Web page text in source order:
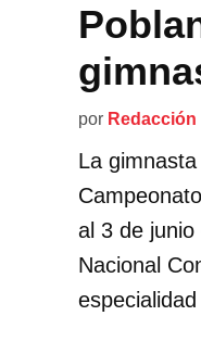
por Redacción
La
al 3 de
Nacional